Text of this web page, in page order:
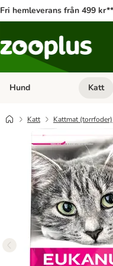
Fri hemleverans från 499 kr**
Hund Open
Katt
Katt Kattmat (torrfoder)